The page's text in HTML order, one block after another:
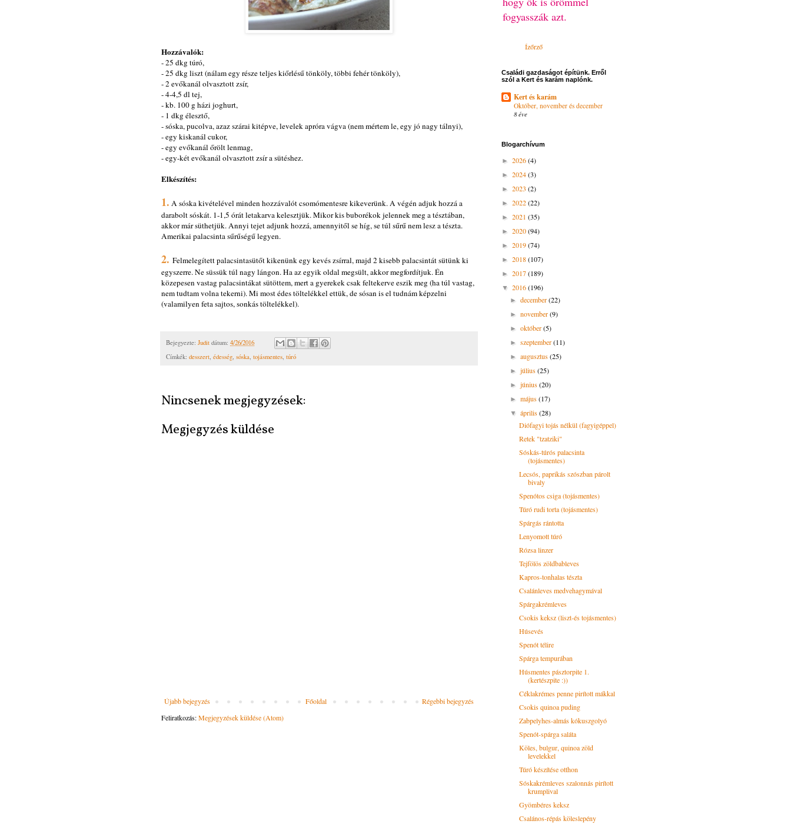
Hozzávalók:
- 25 dkg túró,
- 25 dkg liszt (nálam egy része teljes kiőrlésű tönköly, többi fehér tönköly),
- 2 evőkanál olvasztott zsír,
- 4-4,5 dl tej,
- kb. 100 g házi joghurt,
- 1 dkg élesztő,
- sóska, pucolva, azaz szárai kitépve, levelek apróra vágva (nem mértem le, egy jó nagy tálnyi),
- egy kiskanál cukor,
- egy evőkanál őrölt lenmag,
- egy-két evőkanál olvasztott zsír a sütéshez.
Elkészítés:
1. A sóska kivételével minden hozzávalót csomómentesre kikeverünk. A végén adjuk hozzá a
darabolt sóskát. 1-1,5 órát letakarva kelesztjük. Mikor kis buborékok jelennek meg a tésztában,
akkor már süthetjük. Annyi tejet adjunk hozzá, amennyitől se híg, se túl sűrű nem lesz a tészta.
Amerikai palacsinta sűrűségű legyen.
2. Felmelegített palacsintasütőt kikenünk egy kevés zsírral, majd 2 kisebb palacsintát sütünk ki
egyszerre. Ne süssük túl nagy lángon. Ha az egyik oldal megsült, akkor megfordítjuk. Én
közepesen vastag palacsintákat sütöttem, mert a gyerekek csak feltekerve eszik meg (ha túl vastag,
nem tudtam volna tekerni). Mi most édes töltelékkel ettük, de sósan is el tudnám képzelni
(valamilyen feta sajtos, sonkás töltelékkel).
Bejegyezte: Judit dátum: 4/26/2016
Címkék: desszert, édesség, sóska, tojásmentes, túró
Nincsenek megjegyzések:
Megjegyzés küldése
Újabb bejegyzés Régebbi bejegyzés
Főoldal
Feliratkozás:Megjegyzések küldése (Atom)
fogyasszák azt.
Ízőrző
Családi gazdaságot építünk. Erről
szól a Kert és karám naplónk.
Kert és karám
Október, november és december
8 éve
Blogarchívum
► 2026(4)
► 2024(3)
► 2023 (2)
► 2022(22)
► 2021 (35)
► 2020(94)
► 2019(74)
► 2018(107)
► 2017(189)
▼ 2016(196)
►december(22)
►november(9)
►október(5)
►szeptember(11)
►augusztus(25)
►július(25)
►június(20)
►május(17)
▼április(28)
Diófagyi tojás nélkül (fagyigéppel)
Retek "tzatziki"
Sóskás-túrós palacsinta
(tojásmentes)
Lecsós, paprikás szószban párolt
bivaly
Spenótos csiga (tojásmentes)
Túró rudi torta (tojásmentes)
Spárgás rántotta
Lenyomott túró
Rózsa linzer
Tejfölös zöldbableves
Kapros-tonhalas tészta
Csalánleves medvehagymával
Spárgakrémleves
Csokis keksz (liszt-és tojásmentes)
Húsevés
Spenót télire
Spárga tempurában
Húsmentes pásztorpite 1.
(kertészpite :))
Céklakrémes penne pirított mákkal
Csokis quinoa puding
Zabpelyhes-almás kókuszgolyó
Spenót-spárga saláta
Köles, bulgur, quinoa zöld
levelekkel
Túró készítése otthon
Sóskakrémleves szalonnás pirított
krumplival
Gyömbéres keksz
Csalános-répás köleslepény